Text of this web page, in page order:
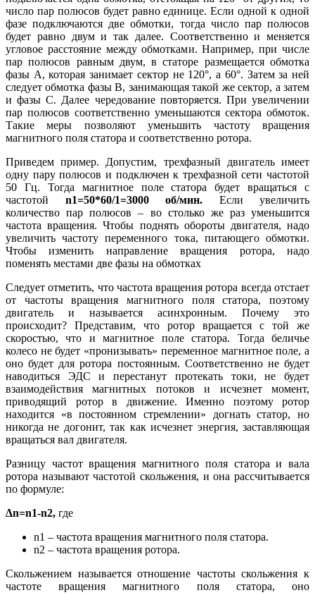
число пар полюсов будет равно единице. Если одной к одной
фазе подключаются две обмотки, тогда число пар полюсов
будет равно двум и так далее. Соответственно и меняется
угловое расстояние между обмотками. Например, при числе
пар полюсов равным двум, в статоре размещается обмотка
фазы A, которая занимает сектор не 120°, а 60°. Затем за ней
следует обмотка фазы B, занимающая такой же сектор, а затем
и фазы C. Далее чередование повторяется. При увеличении
пар полюсов соответственно уменьшаются сектора обмоток.
Такие меры позволяют уменьшить частоту вращения
магнитного поля статора и соответственно ротора.
Приведем пример. Допустим, трехфазный двигатель имеет
одну пару полюсов и подключен к трехфазной сети частотой
50 Гц. Тогда магнитное поле статора будет вращаться с
частотой n1=50*60/1=3000 об/мин. Если увеличить
количество пар полюсов – во столько же раз уменьшится
частота вращения. Чтобы поднять обороты двигателя, надо
увеличить частоту переменного тока, питающего обмотки.
Чтобы изменить направление вращения ротора, надо
поменять местами две фазы на обмотках
Следует отметить, что частота вращения ротора всегда отстает
от частоты вращения магнитного поля статора, поэтому
двигатель и называется асинхронным. Почему это
происходит? Представим, что ротор вращается с той же
скоростью, что и магнитное поле статора. Тогда беличье
колесо не будет «пронизывать» переменное магнитное поле, а
оно будет для ротора постоянным. Соответственно не будет
наводиться ЭДС и перестанут протекать токи, не будет
взаимодействия магнитных потоков и исчезнет момент,
приводящий ротор в движение. Именно поэтому ротор
находится «в постоянном стремлении» догнать статор, но
никогда не догонит, так как исчезнет энергия, заставляющая
вращаться вал двигателя.
Разницу частот вращения магнитного поля статора и вала
ротора называют частотой скольжения, и она рассчитывается
по формуле:
∆n=n1-n2, где
n1 – частота вращения магнитного поля статора.
n2 – частота вращения ротора.
Скольжением называется отношение частоты скольжения к
частоте вращения магнитного поля статора, оно